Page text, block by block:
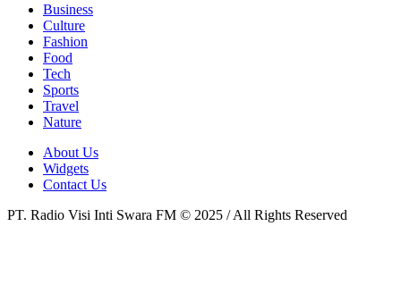
Business
Culture
Fashion
Food
Tech
Sports
Travel
Nature
About Us
Widgets
Contact Us
PT. Radio Visi Inti Swara FM © 2025 / All Rights Reserved